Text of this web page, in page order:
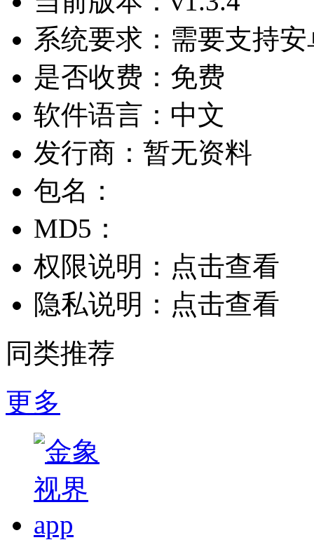
系统要求： 需要支持
是否收费： 免费
软件语言： 中文
发行商： 暂无资料
包名：
MD5：
权限说明： 点击查看
隐私说明： 点击查看
同类推荐
更多